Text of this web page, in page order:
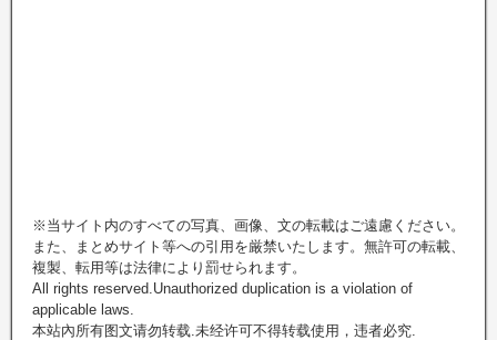
※当サイト内のすべての写真、画像、文の転載はご遠慮ください。
また、まとめサイト等への引用を厳禁いたします。無許可の転載、
複製、転用等は法律により罰せられます。
All rights reserved.Unauthorized duplication is a violation of
applicable laws.
本站內所有图文请勿转载.未经许可不得转载使用，违者必究.